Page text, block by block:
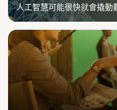
人工智慧可能很快就會撬